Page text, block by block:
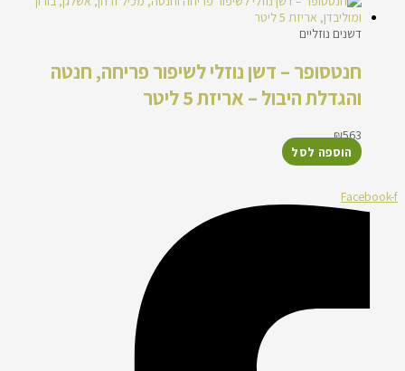
דשנים נוזליים
חנטסופר – דשן נוזלי לשיפור פריחה, חנטה
והגדלת היבול – אריזת 5 ליטר
₪563
הוספה לסל
Facebook-f